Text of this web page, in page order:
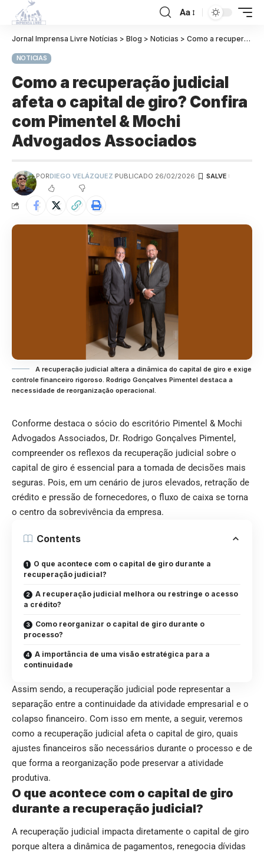
Aa
Jornal Imprensa Livre Notícias > Blog > Noticias > Como a recuperação judicial afeta o capital de giro? Confira com Pimentel & Mochi Advogados Associados
NOTICIAS
Como a recuperação judicial
afeta o capital de giro? Confira
com Pimentel & Mochi
Advogados Associados
PORDIEGO VELÁZQUEZ PUBLICADO 26/02/2026
A recuperação judicial altera a dinâmica do capital de giro e exige
controle financeiro rigoroso. Rodrigo Gonçalves Pimentel destaca a
necessidade de reorganização operacional.
Conforme destaca o sócio do escritório Pimentel & Mochi
Advogados Associados, Dr. Rodrigo Gonçalves Pimentel,
compreender os reflexos da recuperação judicial sobre o
capital de giro é essencial para a tomada de decisões mais
seguras. Pois, em um cenário de juros elevados, retração de
crédito e pressão de fornecedores, o fluxo de caixa se torna
o centro da sobrevivência da empresa.
Contents
O que acontece com o capital de giro durante a
recuperação judicial?
A recuperação judicial melhora ou restringe o acesso
a crédito?
Como reorganizar o capital de giro durante o
processo?
A importância de uma visão estratégica para a
continuidade
Assim sendo, a recuperação judicial pode representar a
separação entre a continuidade da atividade empresarial e o
colapso financeiro. Com isso em mente, a seguir, veremos
como a recuperação judicial afeta o capital de giro, quais
ajustes financeiros são necessários durante o processo e de
que forma a reorganização pode preservar a atividade
produtiva.
O que acontece com o capital de giro
durante a recuperação judicial?
A recuperação judicial impacta diretamente o capital de giro
porque altera a dinâmica de pagamentos, renegocia dívidas